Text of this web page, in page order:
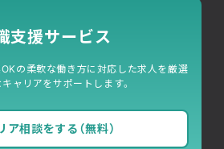
支援サービス
の柔軟な働き方に対応した求人を厳選
キャリアをサポートします。
ア相談をする（無料）